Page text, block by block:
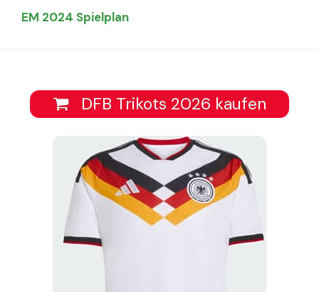
EM 2024 Spielplan
DFB Trikots 2026 kaufen